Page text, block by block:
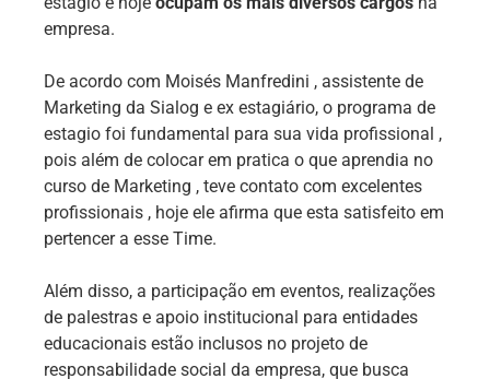
empresa.
De acordo com Moisés Manfredini , assistente de
Marketing da Sialog e ex estagiário, o programa de
estagio foi fundamental para sua vida profissional ,
pois além de colocar em pratica o que aprendia no
curso de Marketing , teve contato com excelentes
profissionais , hoje ele afirma que esta satisfeito em
pertencer a esse Time.
Além disso, a participação em eventos, realizações
de palestras e apoio institucional para entidades
educacionais estão inclusos no projeto de
responsabilidade social da empresa, que busca